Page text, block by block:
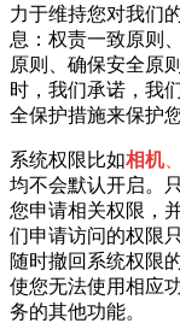
力于维持您对我们
息：权责一致原则
原则、确保安全原
时，我们承诺，我
全保护措施来保护
系统权限比如相机、
均不会默认开启。
您申请相关权限，
们申请访问的权限
随时撤回系统权限
使您无法使用相应
务的其他功能。